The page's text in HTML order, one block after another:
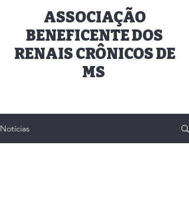
ASSOCIAÇÃO
BENEFICENTE DOS
RENAIS CRÔNICOS DE
MS
Notícias